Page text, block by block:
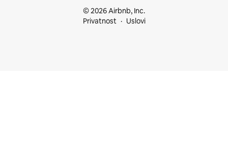
© 2026 Airbnb, Inc.
Privatnost
Uslovi